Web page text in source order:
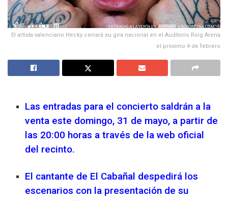
El artista valenciano Hecky cerrará su gira nacional en el Auditorio Roig Arena
el próximo 4 de febrero
Las entradas para el concierto saldrán a la
venta este domingo, 31 de mayo, a partir de
las 20:00 horas a través de la web oficial
del recinto.
El cantante de El Cabañal despedirá los
escenarios con la presentación de su